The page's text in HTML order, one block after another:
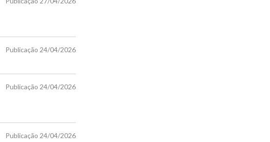
Publicação 24/04/2026
Publicação 24/04/2026
Publicação 24/04/2026